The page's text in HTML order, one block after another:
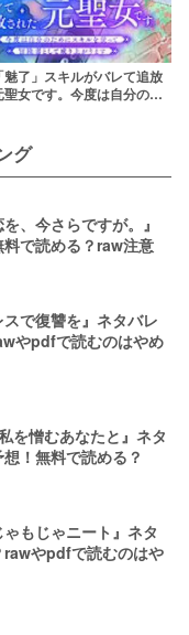
魅了」スキルがバレて追放
聖女です。今度は自分のた
報！rawやpdfで読むのは
グ
、今さらですが。』
で読める？raw注意
スで復讐を』ネタバレ
やpdfで読むのはやめ
を憎むあなたと』ネタ
！無料で読める？
もじゃニート』ネタ
rawやpdfで読むのはや